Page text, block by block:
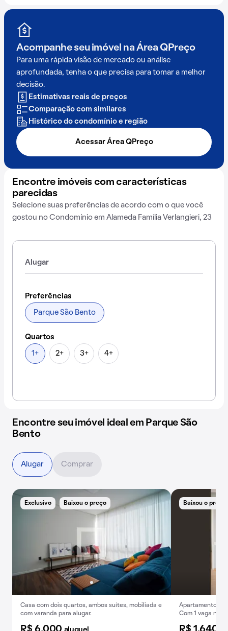
Acompanhe seu imóvel na Área QPreço
Para uma rápida visão de mercado ou análise
aprofundada, tenha o que precisa para tomar a melhor
decisão.
Estimativas reais de preços
Comparação com similares
Histórico do condomínio e região
Acessar Área QPreço
Encontre imóveis com características
parecidas
Selecione suas preferências de acordo com o que você
gostou no Condomínio em Alameda Família Verlangieri, 23
Alugar
Preferências
Parque São Bento
Quartos
1+ 2+ 3+ 4+
Encontre seu imóvel ideal em Parque São
Bento
Exclusivo Baixou o preço
Casa com dois quartos, ambos suítes, mobiliada e
com varanda para alugar.
Baixou o preço
Apartamento de
Com 1 vaga na
Alugar Comprar